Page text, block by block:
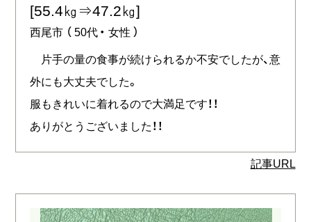
[55.4㎏⇒47.2㎏]
西尾市 （50代 女性 ）
片手の量の食事が続けられるか不安でしたが、意
外にも大丈夫でした。
服もきれいに着れるので大満足です！！
ありがとうございました！！
記事URL